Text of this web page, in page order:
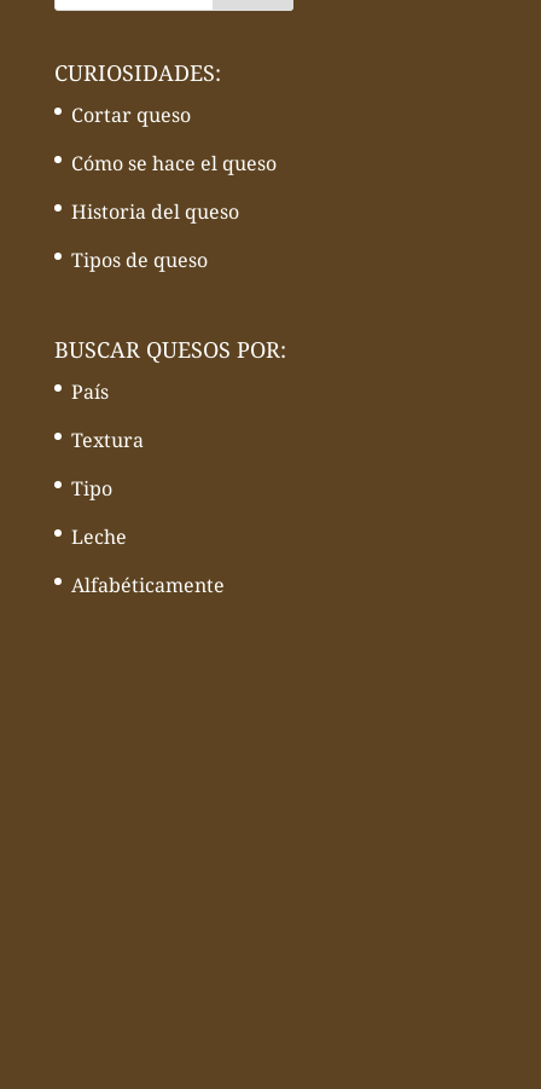
CURIOSIDADES:
Cortar queso
Cómo se hace el queso
Historia del queso
Tipos de queso
BUSCAR QUESOS POR:
País
Textura
Tipo
Leche
Alfabéticamente